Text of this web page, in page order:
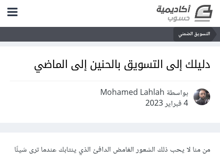
التسويق الضمني
دليلك إلى التسويق بالحنين إلى الماضي
بواسطة Mohamed Lahlah
4 فبراير 2023
من منا لا يحب ذلك الشعور الغامض الدافئ الذي ينتابك عندما ترى شيئًا